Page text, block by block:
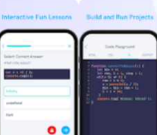
。遇到編譯錯誤？難以調試